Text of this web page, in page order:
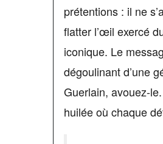
prétentions : il ne
flatter l’œil exercé
iconique. Le
dégoulinant d’une
Guerlain, avouez-
huilée où chaque